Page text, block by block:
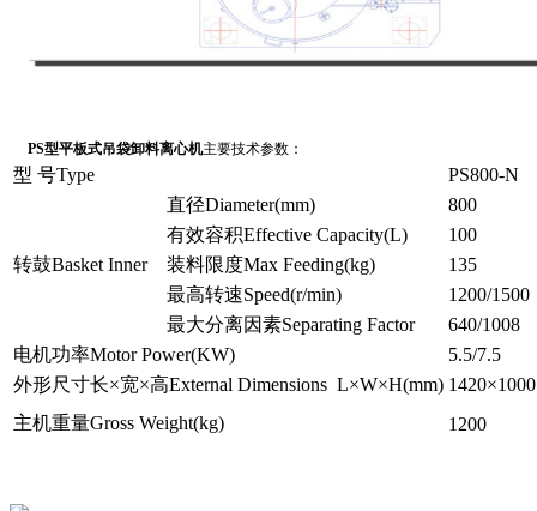
PS型平板式吊袋卸料离心机主要技术参数：
型 号Type PS800-N
转鼓Basket Inner
直径Diameter(mm)
800
有效容积Effective Capacity(L)
100
装料限度Max Feeding(kg)
135
最高转速Speed(r/min)
1200/1500
最大分离因素Separating Factor
640/1008
电机功率Motor Power(KW)
5.5/7.5
外形尺寸长×宽×高External Dimensions L×W×H(mm)
主机重量Gross Weight(kg)
1200